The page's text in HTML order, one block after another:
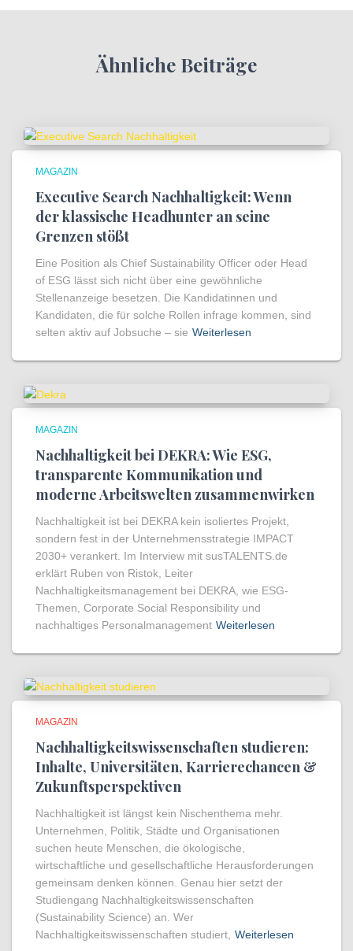
Ähnliche Beiträge
MAGAZIN
Executive Search Nachhaltigkeit: Wenn
der klassische Headhunter an seine
Grenzen stößt
Eine Position als Chief Sustainability Officer oder Head
of ESG lässt sich nicht über eine gewöhnliche
Stellenanzeige besetzen. Die Kandidatinnen und
Kandidaten, die für solche Rollen infrage kommen, sind
selten aktiv auf Jobsuche – sie Weiterlesen
MAGAZIN
Nachhaltigkeit bei DEKRA: Wie ESG,
transparente Kommunikation und
moderne Arbeitswelten zusammenwirken
Nachhaltigkeit ist bei DEKRA kein isoliertes Projekt,
sondern fest in der Unternehmensstrategie IMPACT
2030+ verankert. Im Interview mit susTALENTS.de
erklärt Ruben von Ristok, Leiter
Nachhaltigkeitsmanagement bei DEKRA, wie ESG-
Themen, Corporate Social Responsibility und
nachhaltiges Personalmanagement Weiterlesen
MAGAZIN
Nachhaltigkeitswissenschaften studieren:
Inhalte, Universitäten, Karrierechancen &
Zukunftsperspektiven
Nachhaltigkeit ist längst kein Nischenthema mehr.
Unternehmen, Politik, Städte und Organisationen
suchen heute Menschen, die ökologische,
wirtschaftliche und gesellschaftliche Herausforderungen
gemeinsam denken können. Genau hier setzt der
Studiengang Nachhaltigkeitswissenschaften
(Sustainability Science) an. Wer
Nachhaltigkeitswissenschaften studiert, Weiterlesen